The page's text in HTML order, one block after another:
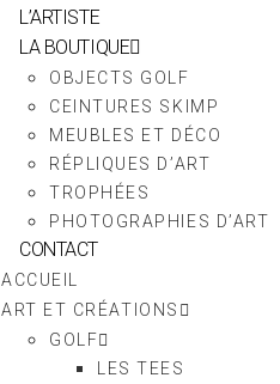
L’ARTISTE
LA BOUTIQUE
OBJECTS GOLF
CEINTURES SKIMP
MEUBLES ET DÉCO
RÉPLIQUES D’ART
TROPHÉES
PHOTOGRAPHIES D’ART
CONTACT
ACCUEIL
ART ET CRÉATIONS
GOLF
LES TEES